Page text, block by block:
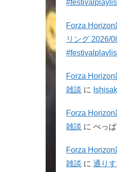
Forza
リング 2026/
Forza
雑談 に
Forza
雑談 にぺっ
Forza
雑談 に通り